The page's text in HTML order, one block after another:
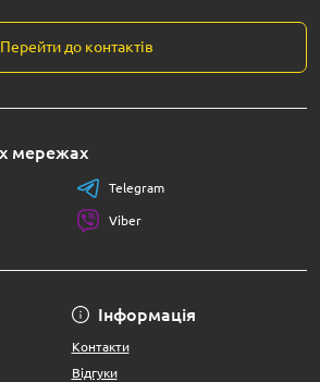
Перейти до контактів
Інформація
Контакти
Відгуки
мережах
Telegram
Viber